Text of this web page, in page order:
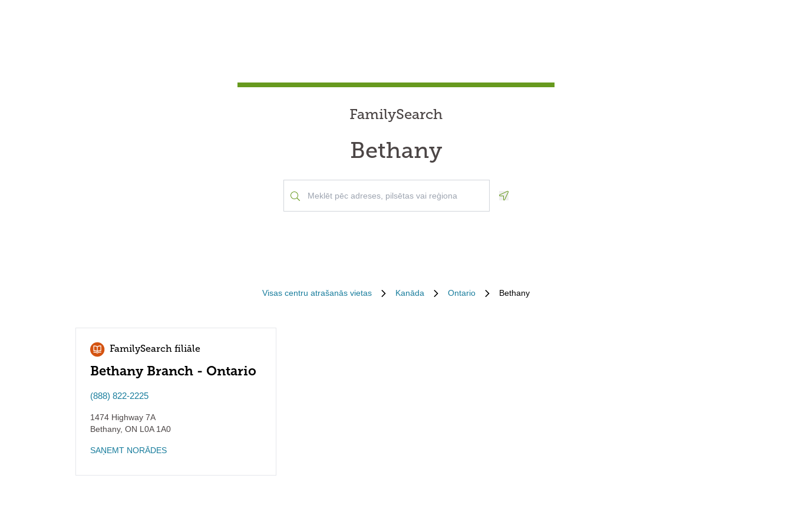
FamilySearch
Bethany
Visas centru atrašanās vietas Kanāda Ontario Bethany
FamilySearch filiāle
Bethany Branch - Ontario
(888) 822-2225
1474 Highway 7A
Bethany, ON L0A 1A0
SAŅEMT NORĀDES